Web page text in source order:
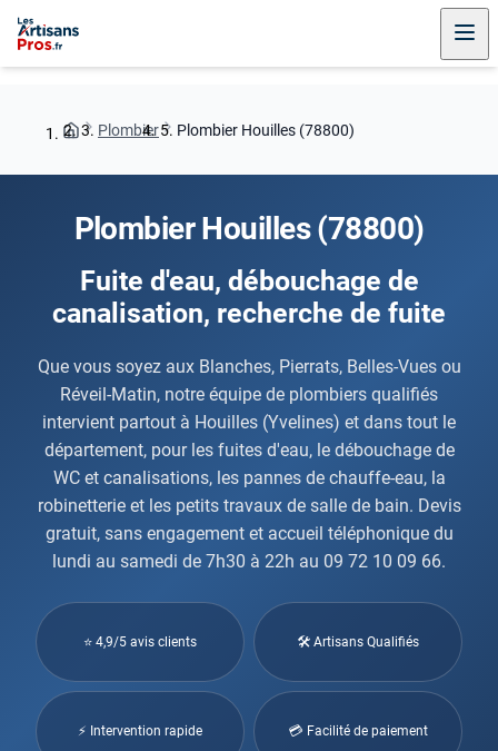
Plombier Plombier Houilles (78800)
Plombier Houilles (78800)
Fuite d'eau, débouchage de
canalisation, recherche de fuite
Que vous soyez aux Blanches, Pierrats, Belles-Vues ou
Réveil-Matin, notre équipe de plombiers qualifiés
intervient partout à Houilles (Yvelines) et dans tout le
département, pour les fuites d'eau, le débouchage de
WC et canalisations, les pannes de chauffe-eau, la
robinetterie et les petits travaux de salle de bain. Devis
gratuit, sans engagement et accueil téléphonique du
lundi au samedi de 7h30 à 22h au 09 72 10 09 66.
⭐ 4,9/5 avis clients 🛠 Artisans Qualifiés
⚡ Intervention rapide 💳 Facilité de paiement